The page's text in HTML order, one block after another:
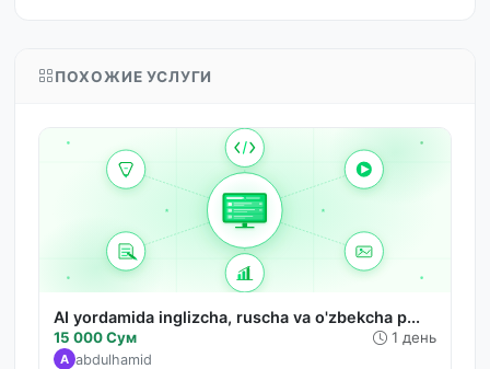
ПОХОЖИЕ УСЛУГИ
AI yordamida inglizcha, ruscha va o'zbekcha p...
15 000 Сум 1 день
A abdulhamid